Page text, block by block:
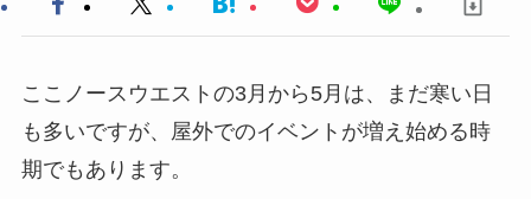
ここノースウエストの3月から5月は、まだ寒い日
も多いですが、屋外でのイベントが増え始める時
期でもあります。